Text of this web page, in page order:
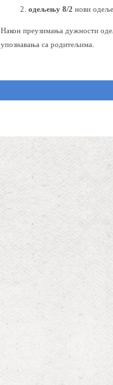
одељењу 8/2 нови
Након преузимања дужности
упознавања са родитељима.